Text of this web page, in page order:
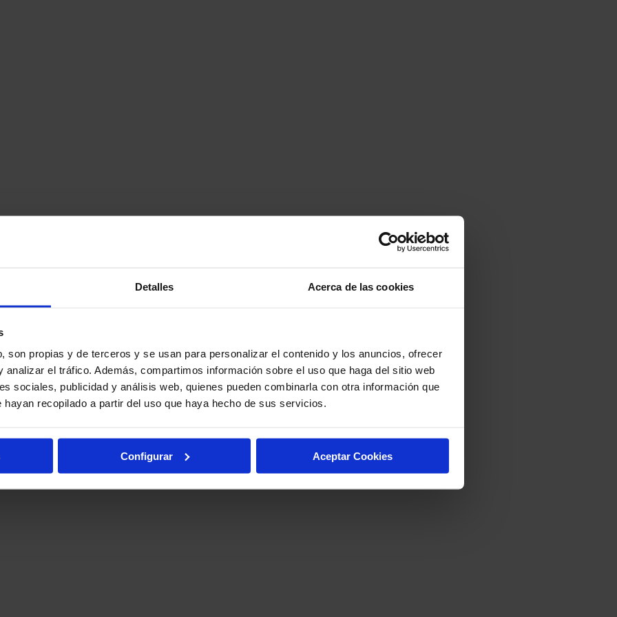
Detalles Acerca de las cookies
son propias y de terceros y se usan para personalizar el contenido y los anuncios, ofrecer
analizar el tráfico. Además, compartimos información sobre el uso que haga del sitio web
sociales, publicidad y análisis web, quienes pueden combinarla con otra información que
hayan recopilado a partir del uso que haya hecho de sus servicios.
Configurar Aceptar Cookies